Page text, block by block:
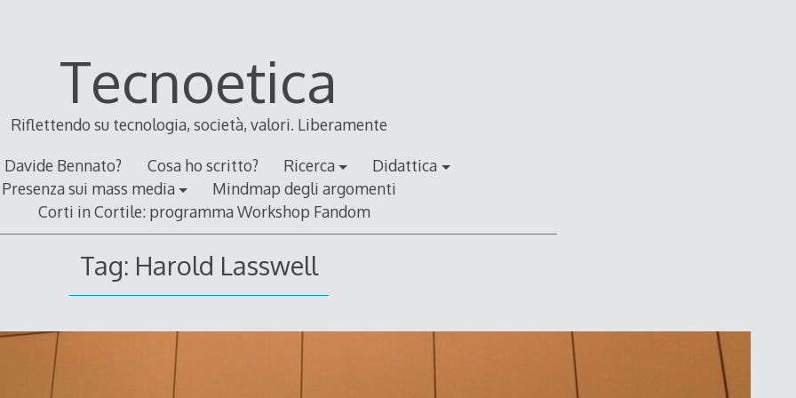
Tecnoetica
Riflettendo su tecnologia, società, valori. Liberamente
Davide Bennato? Cosa ho scritto? Ricerca
Didattica
Presenza sui mass media
Mindmap degli argomenti
Corti in Cortile: programma Workshop Fandom
Tag: Harold Lasswell